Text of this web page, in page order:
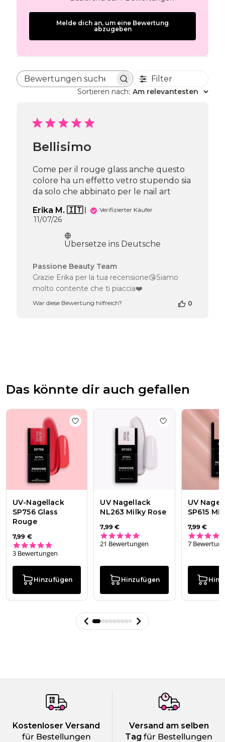
Melde dich an, um eine Bewertung
abzugeben
Bewertungen suchen
Filter
Sortieren nach: Am relevantesten
Bellisimo
Come per il rouge glass anche questo
colore ha un effetto vetro stupendo sia
da solo che abbinato per le nail art
Erika M. 🇮🇹
Verifizierter Käufer
Veröffentlichungsdatum
11/07/26
Übersetze ins Deutsche
Kommentare
des
Shop-
Inhabers
zur
30
Passione Beauty Team
Grazie Erika per la tua recensione😘Siamo
molto contente che ti piaccia❤️
War diese Bewertung hilfreich? 0
Das könnte dir auch gefallen
Add to wishlist UV-Nagellack SP756
UV-Nagellack
SP756 Glass
Rouge
7,99 €
3 Bewertungen
Hinzufügen
Add to wishlist
UV Nagellack
NL263 Milky Rose
7,99 €
21 Bewertungen
Hinzufügen
UV
SP615
7,99 €
7
Kostenloser Versand
für Bestellungen
Versand am selben
Tag für Bestellungen